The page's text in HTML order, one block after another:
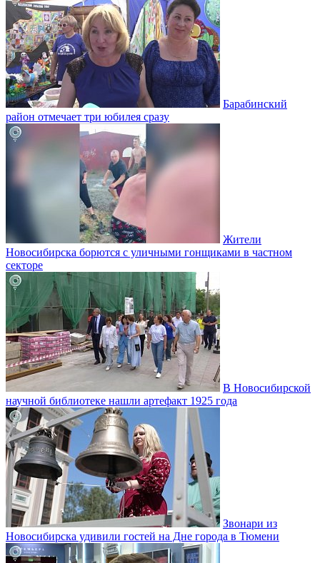
Барабинский
район отмечает три юбилея сразу
Жители
Новосибирска борются с уличными гонщиками в частном
секторе
В Новосибирской
научной библиотеке нашли артефакт 1925 года
Звонари из
Новосибирска удивили гостей на Дне города в Тюмени